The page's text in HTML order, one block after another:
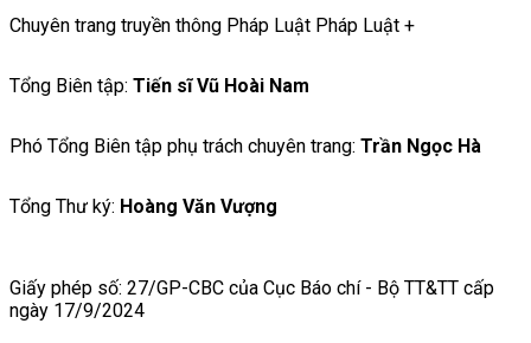
Chuyên trang truyền thông Pháp Luật Pháp Luật +
Tổng Biên tập: Tiến sĩ Vũ Hoài Nam
Phó Tổng Biên tập phụ trách chuyên trang: Trần Ngọc Hà
Tổng Thư ký: Hoàng Văn Vượng
Giấy phép số: 27/GP-CBC của Cục Báo chí - Bộ TT&TT cấp
ngày 17/9/2024